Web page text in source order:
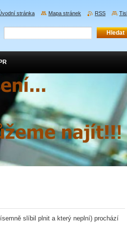
slíbil plnit a který neplní) prochází
stránka Mapa stránek RSS